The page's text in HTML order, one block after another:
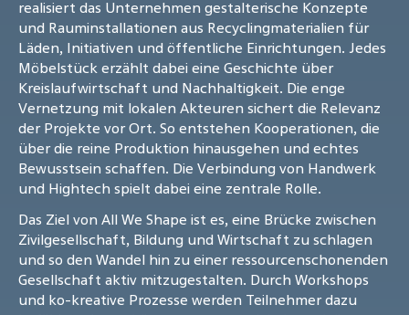
realisiert das Unternehmen gestalterische Konzepte
und Rauminstallationen aus Recyclingmaterialien für
Läden, Initiativen und öffentliche Einrichtungen. Jedes
Möbelstück erzählt dabei eine Geschichte über
Kreislaufwirtschaft und Nachhaltigkeit. Die enge
Vernetzung mit lokalen Akteuren sichert die Relevanz
der Projekte vor Ort. So entstehen Kooperationen, die
über die reine Produktion hinausgehen und echtes
Bewusstsein schaffen. Die Verbindung von Handwerk
und Hightech spielt dabei eine zentrale Rolle.
Das Ziel von All We Shape ist es, eine Brücke zwischen
Zivilgesellschaft, Bildung und Wirtschaft zu schlagen
und so den Wandel hin zu einer ressourcenschonenden
Gesellschaft aktiv mitzugestalten. Durch Workshops
und ko-kreative Prozesse werden Teilnehmer dazu